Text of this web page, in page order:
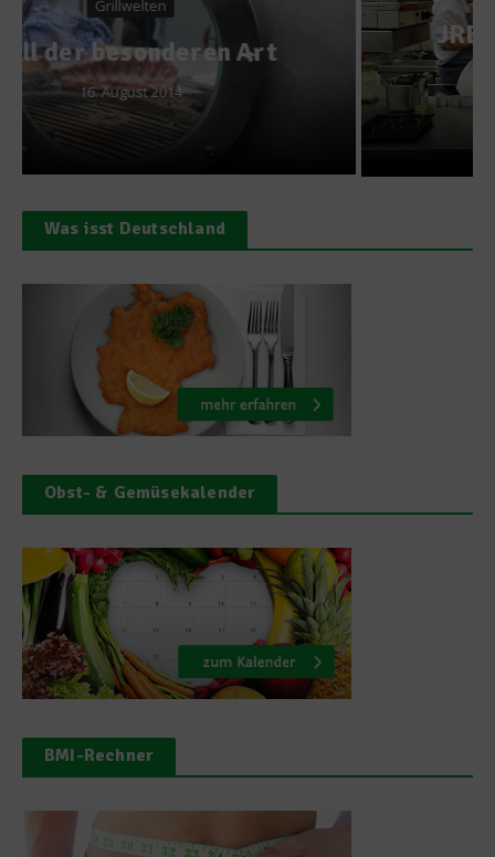
JRE-Genusslabor bei Nils
Henkel
26. Oktober 2017
Was isst Deutschland
Obst- & Gemüsekalender
BMI-Rechner